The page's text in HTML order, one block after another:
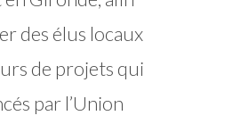
des élus locaux
de projets qui
par l’Union